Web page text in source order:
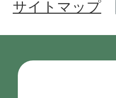
サイトマップ